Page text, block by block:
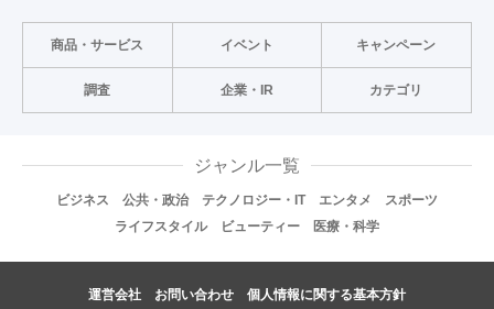
商品・サービス イベント キャンペーン
調査 企業・IR カテゴリ
ジャンル一覧
ビジネス 公共・政治 テクノロジー・IT エンタメ
スポーツ
ライフスタイル
ビューティー 医療・科学
運営会社 お問い合わせ 個人情報に関する基本方針